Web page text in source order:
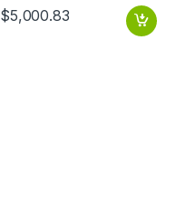
$5,000.83